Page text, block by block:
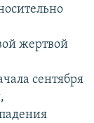
жертвой
сентября